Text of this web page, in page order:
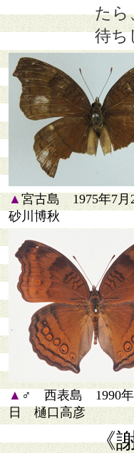
たら
待ち
▲ 宮古島 1975年7
砂川博秋
▲ ♂ 西表島 1990年
日 樋口高彦
《